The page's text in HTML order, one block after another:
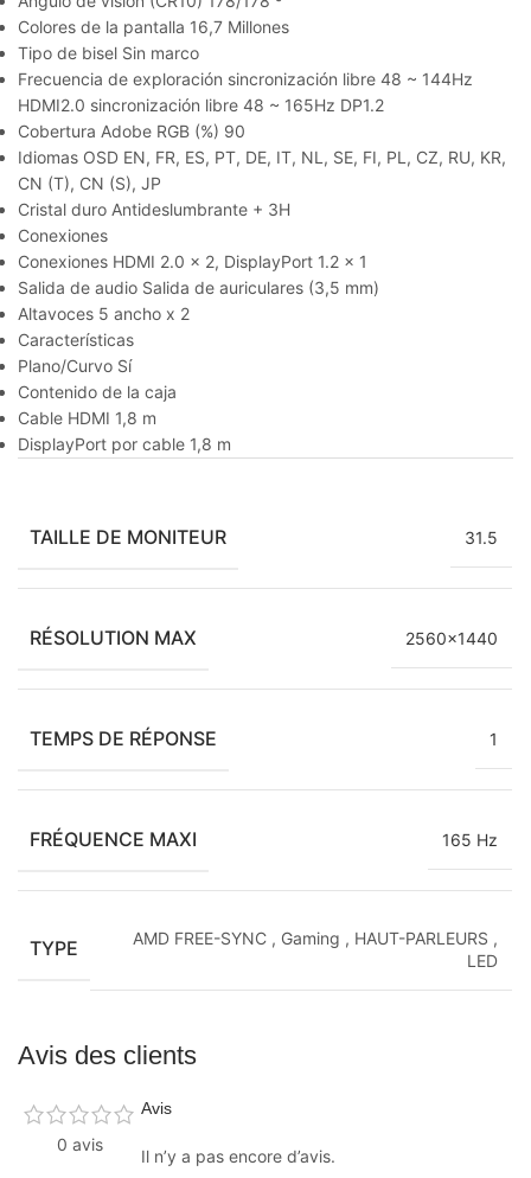
Colores de la pantalla 16,7 Millones
Tipo de bisel Sin marco
Frecuencia de exploración sincronización libre 48 ~ 144Hz
HDMI2.0 sincronización libre 48 ~ 165Hz DP1.2
Cobertura Adobe RGB (%) 90
Idiomas OSD EN, FR, ES, PT, DE, IT, NL, SE, FI, PL, CZ, RU, KR,
CN (T), CN (S), JP
Cristal duro Antideslumbrante + 3H
Conexiones
Conexiones HDMI 2.0 x 2, DisplayPort 1.2 x 1
Salida de audio Salida de auriculares (3,5 mm)
Altavoces 5 ancho x 2
Características
Plano/Curvo Sí
Contenido de la caja
Cable HDMI 1,8 m
DisplayPort por cable 1,8 m
TAILLE DE MONITEUR 31.5
RÉSOLUTION MAX 2560×1440
TEMPS DE RÉPONSE 1
FRÉQUENCE MAXI 165 Hz
TYPE AMD FREE-SYNC , Gaming , HAUT-PARLEURS ,
LED
Avis des clients
0 avis
Avis
Il n’y a pas encore d’avis.